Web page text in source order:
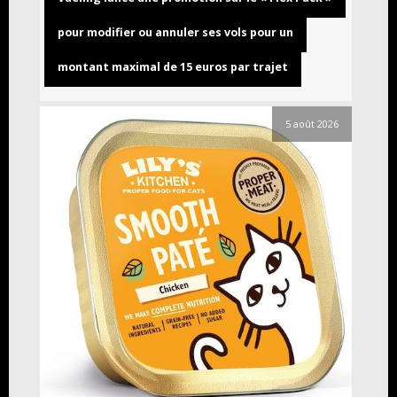
pour modifier ou annuler ses vols pour un
montant maximal de 15 euros par trajet
5 août 2026